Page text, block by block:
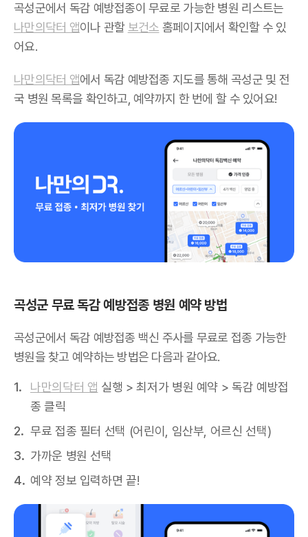
곡성군에서 독감 예방접종이 무료로 가능한 병원 리스트는
나만의닥터 앱이나 관할보건소 홈페이지에서 확인할 수 있
어요.
나만의닥터 앱에서 독감 예방접종 지도를 통해 곡성군 및 전
국 병원 목록을 확인하고, 예약까지 한 번에 할 수 있어요!
곡성군 무료 독감 예방접종 병원 예약 방법
곡성군에서 독감 예방접종 백신 주사를 무료로 접종 가능한
병원을 찾고 예약하는 방법은 다음과 같아요.
나만의닥터 앱 실행 > 최저가 병원 예약 > 독감 예방접
종 클릭
무료 접종 필터 선택 (어린이, 임산부, 어르신 선택)
가까운 병원 선택
예약 정보 입력하면 끝!